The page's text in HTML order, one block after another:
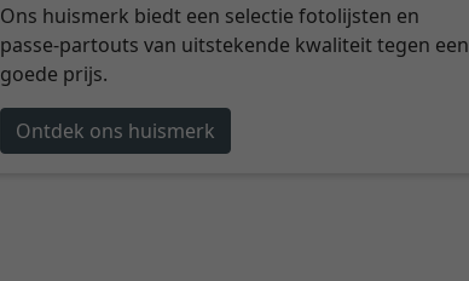
Ons huismerk biedt een selectie fotolijsten en
passe-partouts van uitstekende kwaliteit tegen een
goede prijs.
Ontdek ons huismerk